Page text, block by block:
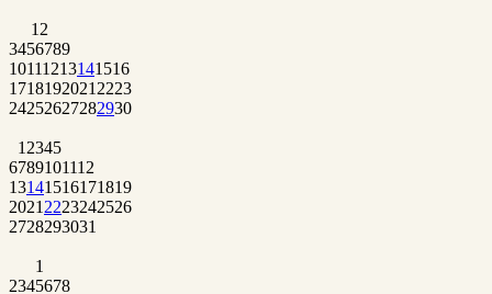
1 2
3456789
10111213141516
1718192021 2223
24252627282930
1 2345
6789101112
13141516171819
2021 2223242526
2728293031
1
2345678